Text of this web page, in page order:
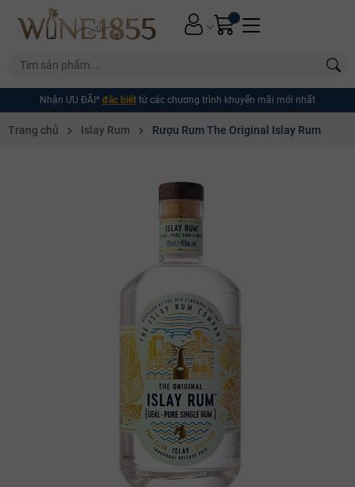
Nhận ƯU ĐÃI* đặc biệt từ các chương trình khuyến mãi mới nhất
Trang chủ Islay Rum Rượu Rum The Original Islay Rum